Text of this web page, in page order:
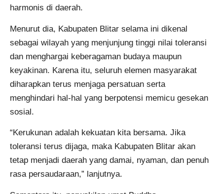
harmonis di daerah.
Menurut dia, Kabupaten Blitar selama ini dikenal
sebagai wilayah yang menjunjung tinggi nilai toleransi
dan menghargai keberagaman budaya maupun
keyakinan. Karena itu, seluruh elemen masyarakat
diharapkan terus menjaga persatuan serta
menghindari hal-hal yang berpotensi memicu gesekan
sosial.
“Kerukunan adalah kekuatan kita bersama. Jika
toleransi terus dijaga, maka Kabupaten Blitar akan
tetap menjadi daerah yang damai, nyaman, dan penuh
rasa persaudaraan,” lanjutnya.